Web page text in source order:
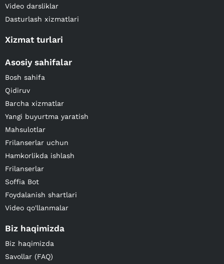
Video darsliklar
Dasturlash xizmatlari
Xizmat turlari
Asosiy sahifalar
Bosh sahifa
Qidiruv
Barcha xizmatlar
Yangi buyurtma yaratish
Mahsulotlar
Frilanserlar uchun
Hamkorlikda ishlash
Frilanserlar
Soffia Bot
Foydalanish shartlari
Video qo'llanmalar
Biz haqimizda
Biz haqimizda
Savollar (FAQ)